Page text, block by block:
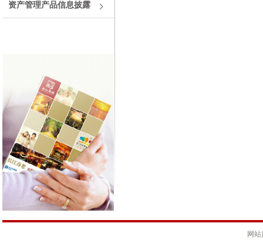
资产管理产品信息披露
网